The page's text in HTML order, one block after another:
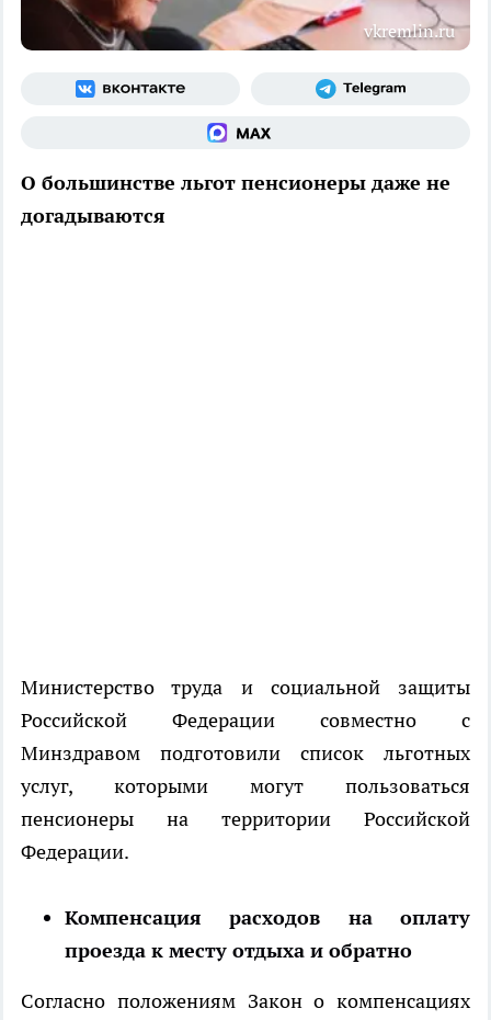
vkremlin.ru
О большинстве льгот пенсионеры даже не
догадываются
Министерство труда и социальной защиты
Российской Федерации совместно с
Минздравом подготовили список льготных
услуг, которыми могут пользоваться
пенсионеры на территории Российской
Федерации.
Компенсация расходов на оплату
проезда к месту отдыха и обратно
Согласно положениям Закон о компенсациях